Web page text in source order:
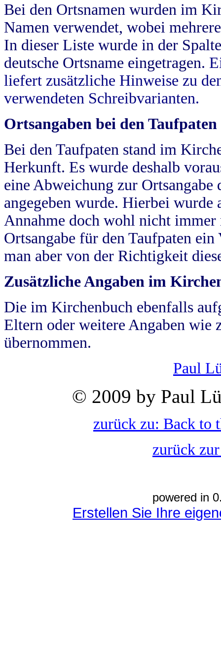
Bei den Ortsnamen wurden im
Namen verwendet, wobei
In dieser Liste wurde in der
deutsche Ortsname eingetragen.
liefert zusätzliche Hinweise zu
verwendeten Schreibvarianten.
Ortsangaben bei den Taufpaten
Bei den Taufpaten stand im
Herkunft. Es wurde deshalb
eine Abweichung zur
angegeben wurde. Hierbei wurde
Annahme doch wohl nicht
Ortsangabe für den Taufpaten
man aber von der Richtigkeit
Zusätzliche Angaben im
Die im Kirchenbuch ebenfalls
Eltern oder weitere Angaben wie
übernommen.
Paul
© 2009 by Paul
zurück zu: Back to
zurück
powered in
Erstellen Sie Ihre